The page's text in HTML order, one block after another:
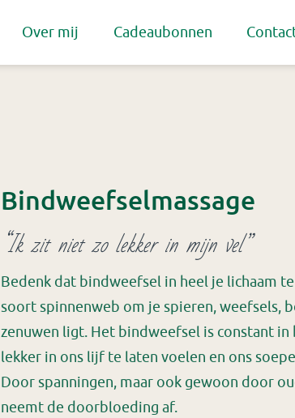
Over mij Cadeaubonnen
Bindweefselmassage
“Ik zit niet zo lekker in mijn vel”
Bedenk dat bindweefsel in heel je lichaam
soort spinnenweb om je spieren, weefsels,
zenuwen ligt. Het bindweefsel is constant in
lekker in ons lijf te laten voelen en ons
Door spanningen, maar ook gewoon door
neemt de doorbloeding af.